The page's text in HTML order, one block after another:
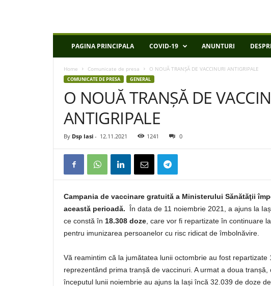
P
PAGINA PRINCIPALA COVID-19 ANUNTURI
Home Comunicate de presa O NOUĂ TRANȘĂ DE VACCINURI ANTIGRIPALE
COMUNICATE DE PRESA GENERAL
O NOUĂ TRANȘĂ DE
ANTIGRIPALE
By Dsp Iasi - 12.11.2021 1241 0
Campania de vaccinare gratuită a Ministerului Sănătăţii
această perioadă. În data de 11 noiembrie 2021, a ajuns la
ce constă în 18.308 doze , care vor fi repartizate în continuare
pentru imunizarea persoanelor cu risc ridicat de îmbolnăvire.
Vă reamintim că la jumătatea lunii octombrie au fost repartizate
reprezentând prima tranșă de vaccinuri. A urmat a doua
începutul lunii noiembrie au ajuns la Iași încă 32.039 de doze